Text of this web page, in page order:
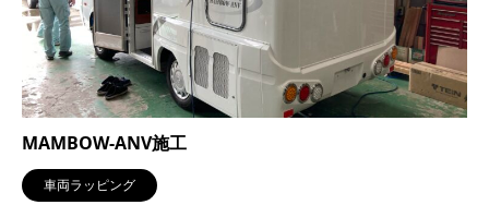
MAMBOW-ANV施工
車両ラッピング